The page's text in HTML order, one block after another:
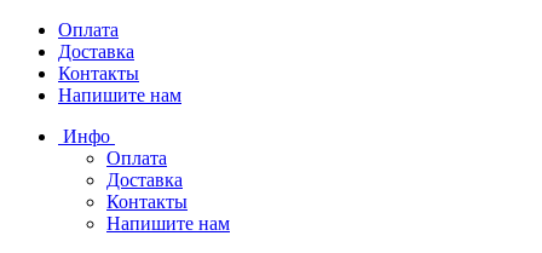
Оплата
Доставка
Контакты
Напишите нам
Инфо
Оплата
Доставка
Контакты
Напишите нам